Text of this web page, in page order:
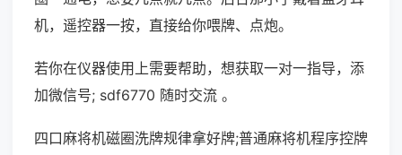
机，遥控器一按，直接给你喂牌、点炮。
若你在仪器使用上需要帮助，想获取一对一指导，添
加微信号; sdf6770 随时交流 。
四口麻将机磁圈洗牌规律拿好牌;普通麻将机程序控牌